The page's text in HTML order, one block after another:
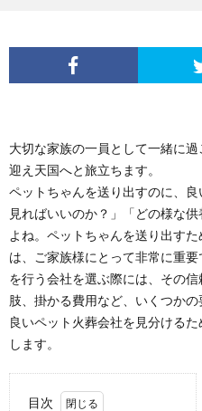
大切な家族の一員として一緒に
迎え天国へと旅立ちます。
ペットちゃんを送り出すのに、
見ればいいのか？」「どの様な
よね。ペットちゃんを送り出す
は、ご家族様にとって非常に重
を行う会社を選ぶ際には、その
肢、掛かる費用など、いくつかの
良いペット火葬会社を見分ける
します。
目次